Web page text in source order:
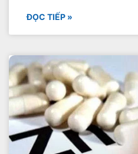
ĐỌC TIẾP »